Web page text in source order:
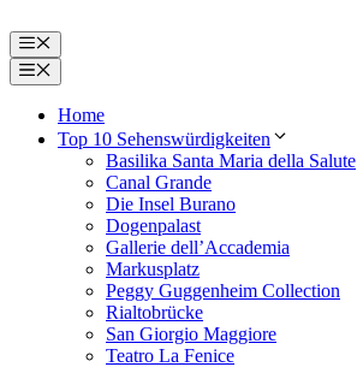
Inhalt
springen
Menü
Menü
Home
Top 10 Sehenswürdigkeiten
Basilika Santa Maria della Salute
Canal Grande
Die Insel Burano
Dogenpalast
Gallerie dell’Accademia
Markusplatz
Peggy Guggenheim Collection
Rialtobrücke
San Giorgio Maggiore
Teatro La Fenice